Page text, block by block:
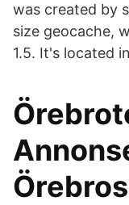
was created by
size geocache,
1.5. It's located